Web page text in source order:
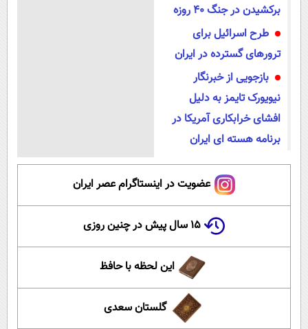
برکشیدن در جنگ ۴۰ روزه
طرح اسرائیل برای
ترورهای گسترده در ایران
بازجویی از خبرنگار
نیویورک تایمز به دلیل
افشای خرابکاری آمریکا در
برنامه هسته ای ایران
عضویت در اینستاگرام عصر ایران
۱۵ سال پیش در چنین روزی
این لحظه با حافظ
گلستان سعدی